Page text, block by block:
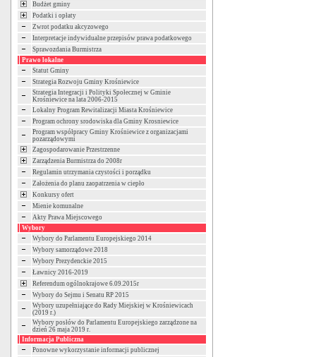
Budżet gminy
Podatki i opłaty
Zwrot podatku akcyzowego
Interpretacje indywidualne przepisów prawa podatkowego
Sprawozdania Burmistrza
Prawo lokalne
Statut Gminy
Strategia Rozwoju Gminy Krośniewice
Strategia Integracji i Polityki Społecznej w Gminie
Krośniewice na lata 2006-2015
Lokalny Program Rewitalizacji Miasta Krośniewice
Program ochrony srodowiska dla Gminy Krosniewice
Program współpracy Gminy Krośniewice z organizacjami
pozarządowymi
Zagospodarowanie Przestrzenne
Zarządzenia Burmistrza do 2008r
Regulamin utrzymania czystości i porządku
Założenia do planu zaopatrzenia w ciepło
Konkursy ofert
Mienie komunalne
Akty Prawa Miejscowego
Wybory
Wybory do Parlamentu Europejskiego 2014
Wybory samorządowe 2018
Wybory Prezydenckie 2015
Ławnicy 2016-2019
Referendum ogólnokrajowe 6.09.2015r
Wybory do Sejmu i Senatu RP 2015
Wybory uzupełniające do Rady Miejskiej w Krośniewicach
(2019 r.)
Wybory posłów do Parlamentu Europejskiego zarządzone na
dzień 26 maja 2019 r.
Informacja Publiczna
Ponowne wykorzystanie informacji publicznej